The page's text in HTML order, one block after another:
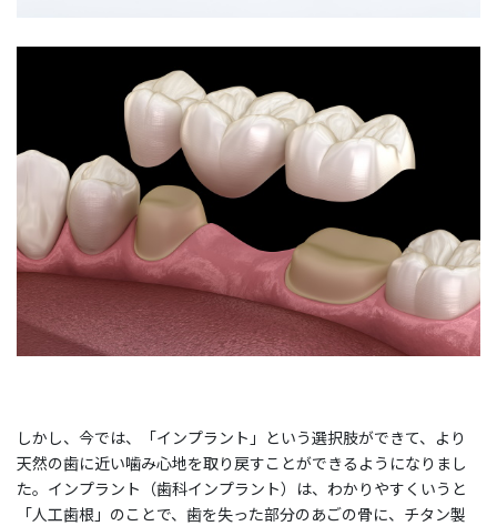
しかし、今では、「インプラント」という選択肢ができて、より
天然の歯に近い噛み心地を取り戻すことができるようになりまし
た。インプラント（歯科インプラント）は、わかりやすくいうと
「人工歯根」のことで、歯を失った部分のあごの骨に、チタン製